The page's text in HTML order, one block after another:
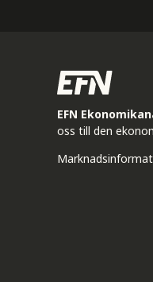
EFN
oss till den